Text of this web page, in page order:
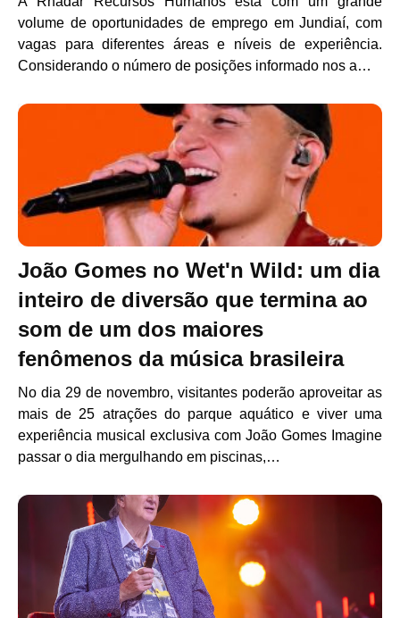
volume de oportunidades de emprego em Jundiaí, com
vagas para diferentes áreas e níveis de experiência.
Considerando o número de posições informado nos a…
João Gomes no Wet'n Wild: um dia
inteiro de diversão que termina ao
som de um dos maiores
fenômenos da música brasileira
No dia 29 de novembro, visitantes poderão aproveitar as
mais de 25 atrações do parque aquático e viver uma
experiência musical exclusiva com João Gomes Imagine
passar o dia mergulhando em piscinas,…